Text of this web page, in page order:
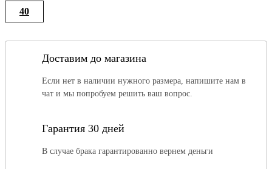
40
Доставим до магазина
Если нет в наличии нужного размера, напишите нам в
чат и мы попробуем решить ваш вопрос.
Гарантия 30 дней
В случае брака гарантированно вернем деньги